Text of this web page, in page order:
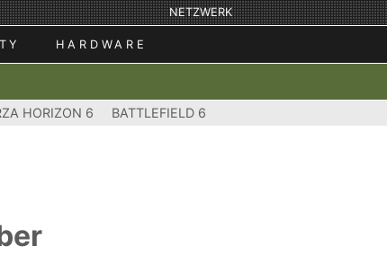
NETZWERK
HARDWARE
HORIZON 6 BATTLEFIELD 6